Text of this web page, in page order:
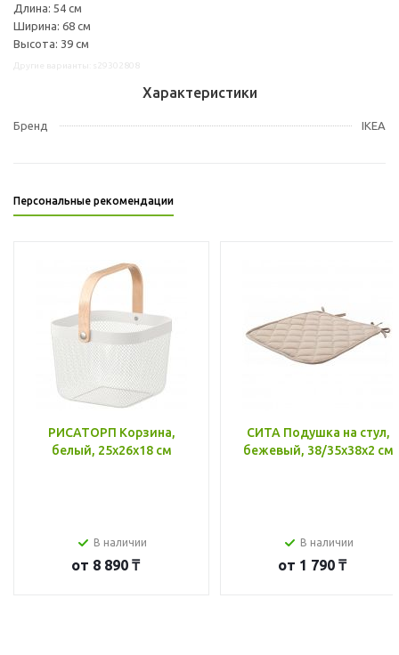
Длина: 54 см
Ширина: 68 см
Высота: 39 см
Характеристики
Бренд IKEA
Персональные рекомендации
РИСАТОРП Корзина,
белый, 25x26x18 см
В наличии
от 8 890 ₸
СИТА Подушка на стул,
бежевый, 38/35x38x2 см
В наличии
от 1 790 ₸